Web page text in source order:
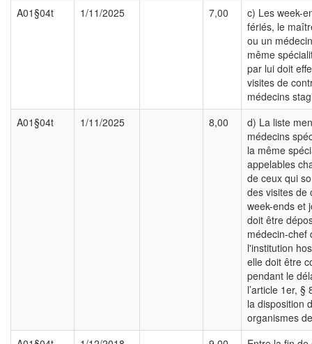
A01§04t
1/11/2025 7,00
c) Les week-
fériés, le
ou un
même
par lui doit
visites de
médecins
A01§04t
1/11/2025 8,00
d) La liste
médecins
la même
appelables
de ceux qui
des visites de
week-ends et
doit être
médecin-chef
l'institution
elle doit être
pendant le
l’article 1er, §
la disposition
organismes